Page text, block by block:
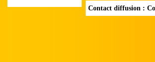
Contact diffusion :